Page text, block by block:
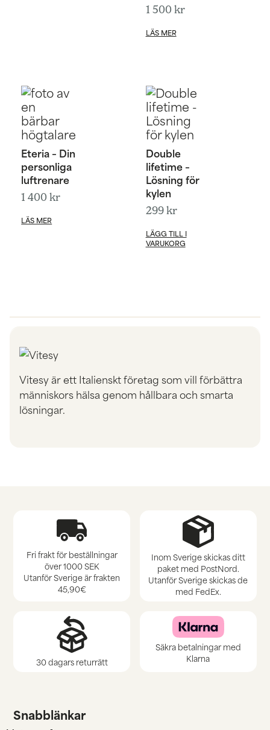
1 500kr
LÄS MER
Eteria – Din
personliga
luftrenare
1 400kr
LÄS MER
Double
lifetime –
Lösning för
kylen
299kr
LÄGG TILL I
VARUKORG
Vitesy är ett Italienskt företag som vill förbättra
människors hälsa genom hållbara och smarta
lösningar.
Fri frakt för beställningar
över 1000 SEK
Utanför Sverige är frakten
45,90€
Inom Sverige skickas ditt
paket med PostNord.
Utanför Sverige skickas de
med FedEx.
30 dagars returrätt
Säkra betalningar med
Klarna
Snabblänkar